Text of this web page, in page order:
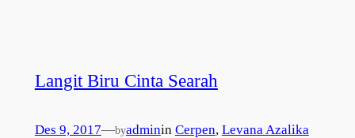
Langit Biru Cinta Searah
Des 9, 2017—byadminin Cerpen, Levana Azalika